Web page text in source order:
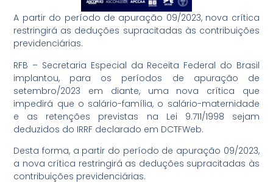
A partir do período de apuração 09/2023, nova crítica
restringirá as deduções supracitadas às contribuições
previdenciárias.
RFB – Secretaria Especial da Receita Federal do Brasil
implantou, para os períodos de apuração de
setembro/2023 em diante, uma nova crítica que
impedirá que o salário-família, o salário-maternidade
e as retenções previstas na Lei 9.711/1998 sejam
deduzidos do IRRF declarado em DCTFWeb.
Desta forma, a partir do período de apuração 09/2023,
a nova crítica restringirá as deduções supracitadas às
contribuições previdenciárias.